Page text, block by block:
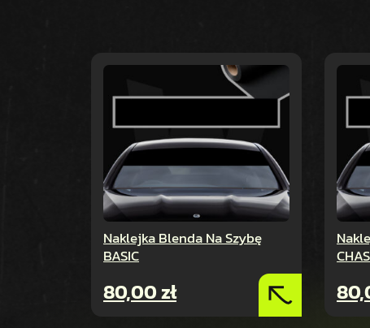
Naklejka Blenda Na Szybę
BASIC
80,00zł